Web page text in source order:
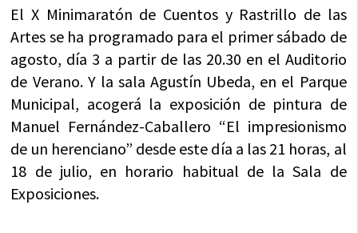
El X Minimaratón de Cuentos y Rastrillo de las
Artes se ha programado para el primer sábado de
agosto, día 3 a partir de las 20.30 en el Auditorio
de Verano. Y la sala Agustín Ubeda, en el Parque
Municipal, acogerá la exposición de pintura de
Manuel Fernández-Caballero “El impresionismo
de un herenciano” desde este día a las 21 horas, al
18 de julio, en horario habitual de la Sala de
Exposiciones.